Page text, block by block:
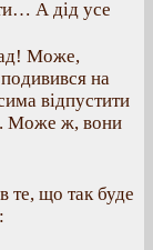
А дід усе
Може,
на
відпустити
Може ж, вони
те, що так буде